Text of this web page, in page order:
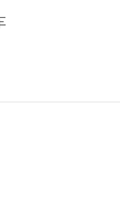
现出缓慢上升
7 月间又有小幅
和社会指数，
还有待提升。
ESG 发展的“晴
绿色金融和责任
政策提供宏观、
机构规避环境社